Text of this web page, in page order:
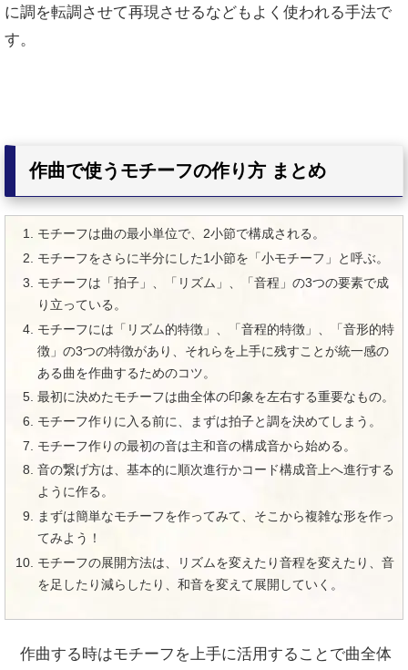
に調を転調させて再現させるなどもよく使われる手法で
す。
作曲で使うモチーフの作り方 まとめ
モチーフは曲の最小単位で、2小節で構成される。
モチーフをさらに半分にした1小節を「小モチーフ」と呼ぶ。
モチーフは「拍子」、「リズム」、「音程」の3つの要素で成
り立っている。
モチーフには「リズム的特徴」、「音程的特徴」、「音形的特
徴」の3つの特徴があり、それらを上手に残すことが統一感の
ある曲を作曲するためのコツ。
最初に決めたモチーフは曲全体の印象を左右する重要なもの。
モチーフ作りに入る前に、まずは拍子と調を決めてしまう。
モチーフ作りの最初の音は主和音の構成音から始める。
音の繋げ方は、基本的に順次進行かコード構成音上へ進行する
ように作る。
まずは簡単なモチーフを作ってみて、そこから複雑な形を作っ
てみよう！
モチーフの展開方法は、リズムを変えたり音程を変えたり、音
を足したり減らしたり、和音を変えて展開していく。
作曲する時はモチーフを上手に活用することで曲全体